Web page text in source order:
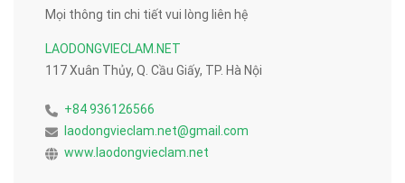
Mọi thông tin chi tiết vui lòng liên hệ
LAODONGVIECLAM.NET
117 Xuân Thủy, Q. Cầu Giấy, TP. Hà Nội
+84 936126566
laodongvieclam.net@gmail.com
www.laodongvieclam.net